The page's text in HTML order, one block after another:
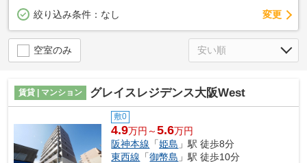
絞り込み条件： なし 変更
空室のみ
賃貸 | マンション グレイスレジデンス大阪West
敷0
4.9万円～5.6万円
阪神本線 「姫島 」駅 徒歩8分
東西線 「御幣島 」駅 徒歩10分